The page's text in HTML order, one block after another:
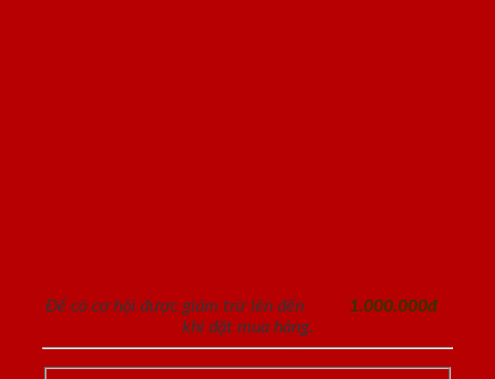
Để có cơ hội được giảm trừ lên đến
1.000.000đ
khi đặt mua hàng.